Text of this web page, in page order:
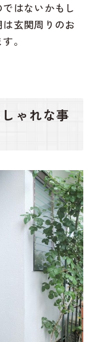
はないかもし
玄関周りのお
。
ゃれな事